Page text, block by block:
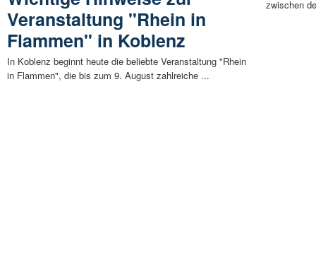
Veranstaltung "Rhein in
Flammen" in Koblenz
In Koblenz beginnt heute die beliebte Veranstaltung "Rhein
in Flammen", die bis zum 9. August zahlreiche ...
zwischen